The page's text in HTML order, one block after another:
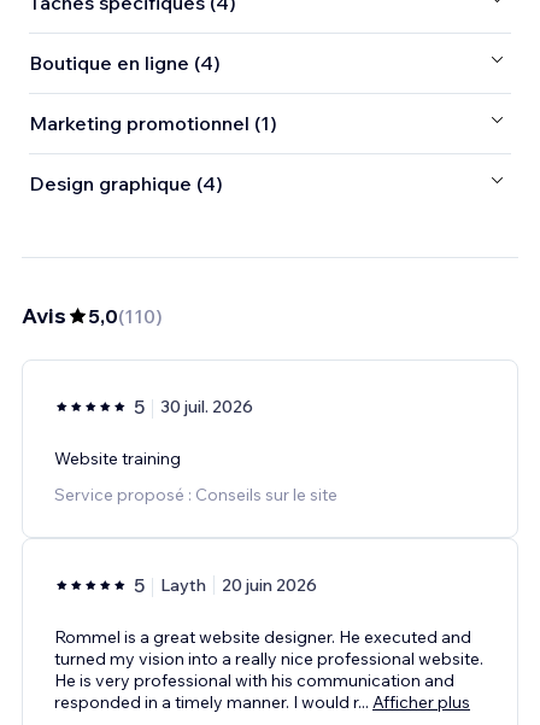
Boutique en ligne (4)
Marketing promotionnel (1)
Design graphique (4)
Avis 5,0(110)
5 30 juil. 2026
Website training
Service proposé : Conseils sur le site
5 Layth 20 juin 2026
Rommel is a great website designer. He executed and
turned my vision into a really nice professional website.
He is very professional with his communication and
responded in a timely manner. I would r... Afficher plus